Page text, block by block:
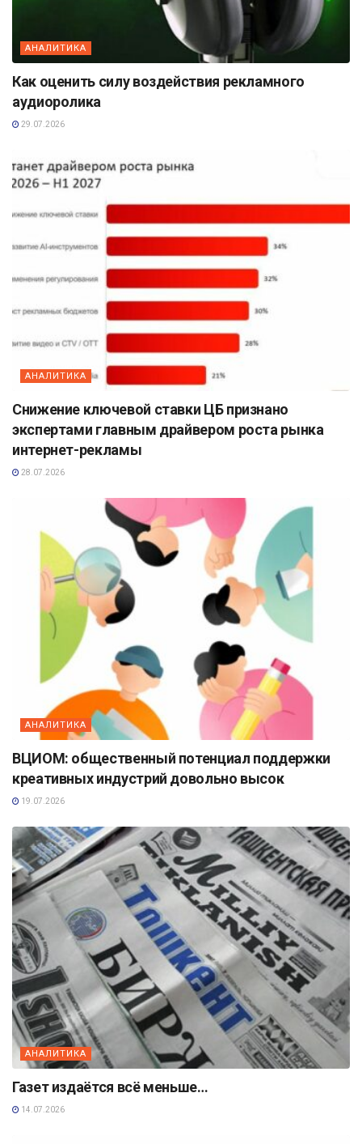
АНАЛИТИКА
Как оценить силу воздействия рекламного
аудиоролика
29.07.2026
АНАЛИТИКА
Снижение ключевой ставки ЦБ признано
экспертами главным драйвером роста рынка
интернет-рекламы
28.07.2026
АНАЛИТИКА
ВЦИОМ: общественный потенциал поддержки
креативных индустрий довольно высок
19.07.2026
АНАЛИТИКА
Газет издаётся всё меньше…
14.07.2026